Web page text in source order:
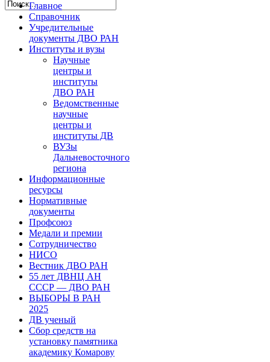
Главное
Справочник
Учредительные
документы ДВО РАН
Институты и вузы
Научные
центры и
институты
ДВО РАН
Ведомственные
научные
центры и
институты ДВ
ВУЗы
Дальневосточного
региона
Информационные
ресурсы
Нормативные
документы
Профсоюз
Медали и премии
Сотрудничество
НИСО
Вестник ДВО РАН
55 лет ДВНЦ АН
СССР — ДВО РАН
ВЫБОРЫ В РАН
2025
ДВ ученый
Сбор средств на
установку памятника
академику Комарову